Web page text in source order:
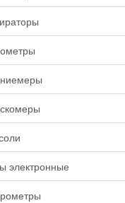
электронные